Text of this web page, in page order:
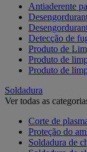
Antiaderente
Detecção de
Produto de
Produto de
Produto de
Soldadura
Ver todas as
Corte de
Proteção do
Soldadura de